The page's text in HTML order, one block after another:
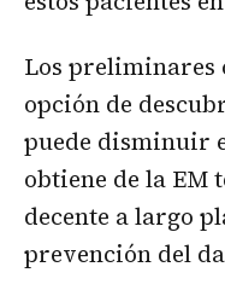
Los preliminares
opción de
puede disminuir
obtiene de la EM
decente a largo
prevención del